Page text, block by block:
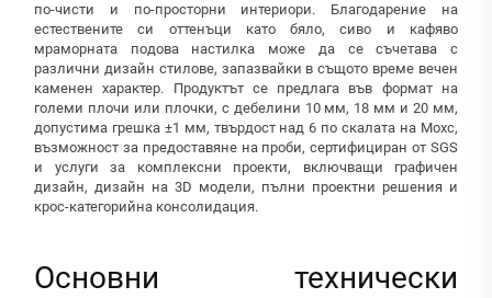
по-чисти и по-просторни интериори. Благодарение на
естествените си оттенъци като бяло, сиво и кафяво
мраморната подова настилка може да се съчетава с
различни дизайн стилове, запазвайки в същото време вечен
каменен характер. Продуктът се предлага във формат на
големи плочи или плочки, с дебелини 10 мм, 18 мм и 20 мм,
допустима грешка ±1 мм, твърдост над 6 по скалата на Мохс,
възможност за предоставяне на проби, сертифициран от SGS
и услуги за комплексни проекти, включващи графичен
дизайн, дизайн на 3D модели, пълни проектни решения и
крос-категорийна консолидация.
Основни технически